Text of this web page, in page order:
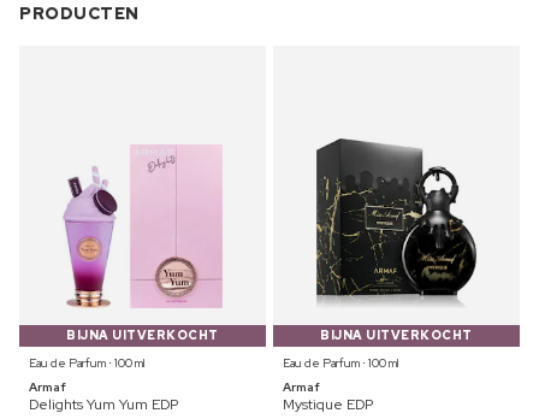
PRODUCTEN
BIJNA UITVERKOCHT
Eau de Parfum ⋅ 100 ml
Armaf
Delights Yum Yum EDP
BIJNA UITVERKOCHT
Eau de Parfum ⋅ 100 ml
Armaf
Mystique EDP